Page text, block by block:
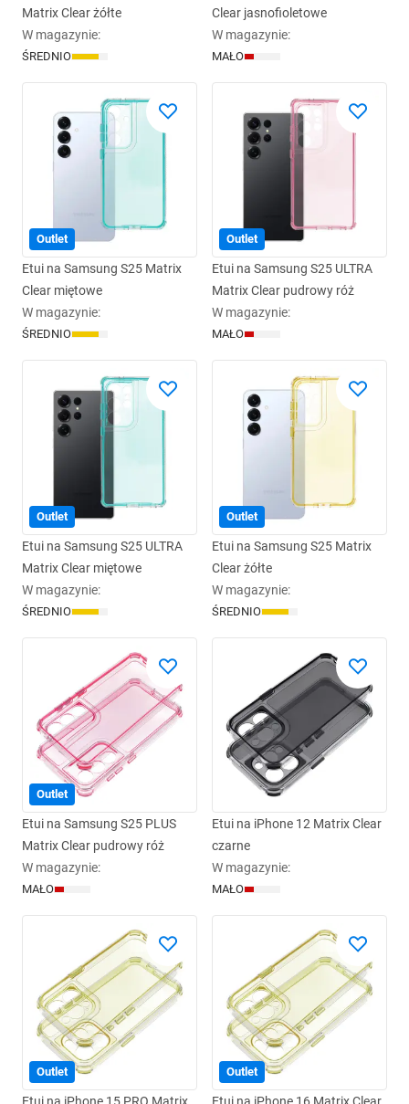
Matrix Clear żółte
W magazynie:
ŚREDNIO
Clear jasnofioletowe
W magazynie:
MAŁO
Outlet
Etui na Samsung S25 Matrix
Clear miętowe
W magazynie:
ŚREDNIO
Outlet
Etui na Samsung S25 ULTRA
Matrix Clear pudrowy róż
W magazynie:
MAŁO
Outlet
Etui na Samsung S25 ULTRA
Matrix Clear miętowe
W magazynie:
ŚREDNIO
Outlet
Etui na Samsung S25 Matrix
Clear żółte
W magazynie:
ŚREDNIO
Outlet
Etui na Samsung S25 PLUS
Matrix Clear pudrowy róż
W magazynie:
MAŁO
Etui na iPhone 12 Matrix Clear
czarne
W magazynie:
MAŁO
Outlet Outlet